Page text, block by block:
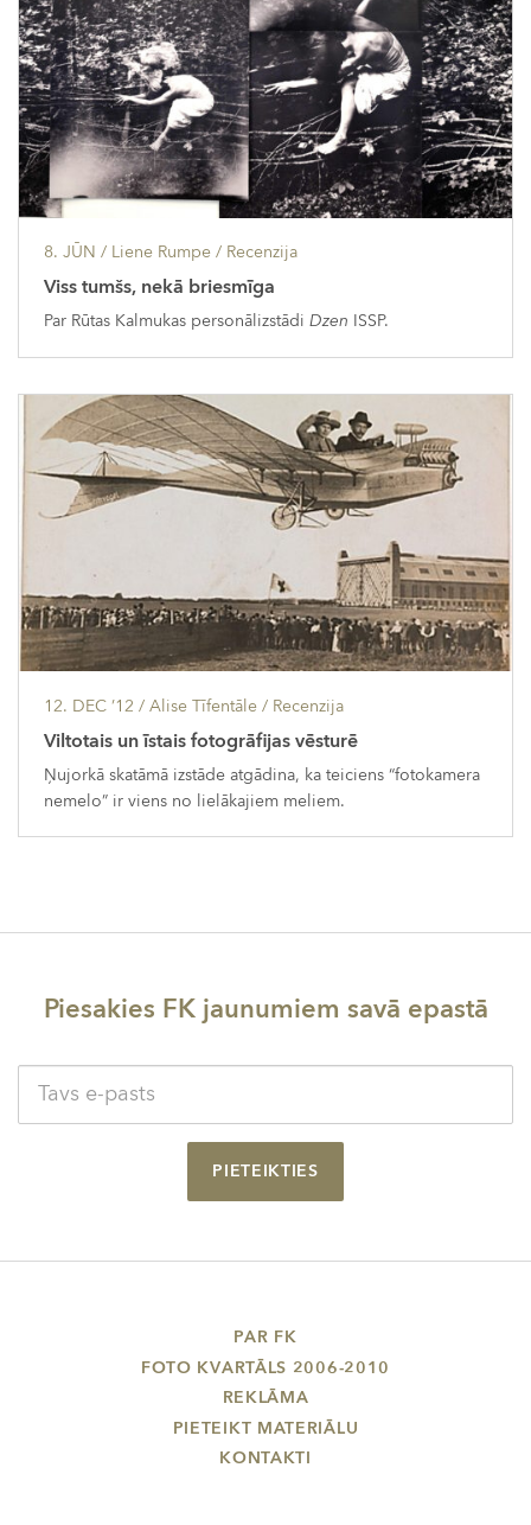
8. JŪN / Liene Rumpe / Recenzija
Viss tumšs, nekā briesmīga
Par Rūtas Kalmukas personālizstādi Dzen ISSP.
12. DEC ’12 / Alise Tīfentāle / Recenzija
Viltotais un īstais fotogrāfijas vēsturē
Ņujorkā skatāmā izstāde atgādina, ka teiciens “fotokamera
nemelo” ir viens no lielākajiem meliem.
Piesakies FK jaunumiem savā epastā
PIETEIKTIES
PAR FK
FOTO KVARTĀLS 2006-2010
REKLĀMA
PIETEIKT MATERIĀLU
KONTAKTI